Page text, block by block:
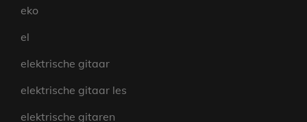
eko
el
elektrische gitaar
elektrische gitaar les
elektrische gitaren